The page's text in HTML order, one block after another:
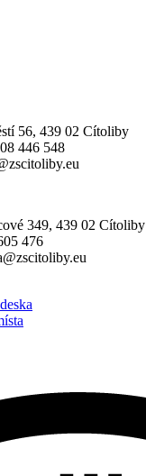
56, 439 02 Cítoliby
446 548
349, 439 02 Cítoliby
476